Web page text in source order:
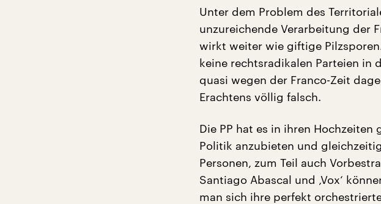
Unter dem Problem des
unzureichende Verarbeitung der
wirkt weiter wie giftige
keine rechtsradikalen Parteien in
quasi wegen der Franco-Zeit
Erachtens völlig falsch.
Die PP hat es in ihren
Politik anzubieten und
Personen, zum Teil auch
Santiago Abascal und ‚Vox‘
man sich ihre perfekt